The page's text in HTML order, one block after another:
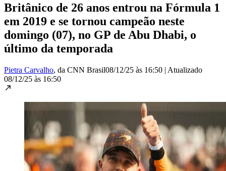
Britânico de 26 anos entrou na Fórmula 1
em 2019 e se tornou campeão neste
domingo (07), no GP de Abu Dhabi, o
último da temporada
Pietra Carvalho, da CNN Brasil08/12/25 às 16:50 | Atualizado
08/12/25 às 16:50